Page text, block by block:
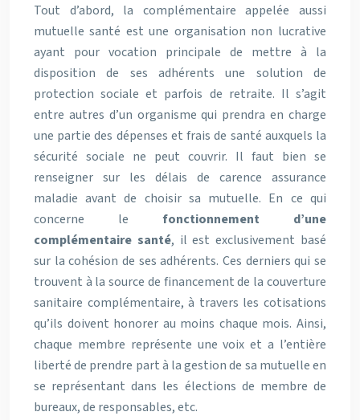
Tout d’abord, la complémentaire appelée aussi
mutuelle santé est une organisation non lucrative
ayant pour vocation principale de mettre à la
disposition de ses adhérents une solution de
protection sociale et parfois de retraite. Il s’agit
entre autres d’un organisme qui prendra en charge
une partie des dépenses et frais de santé auxquels la
sécurité sociale ne peut couvrir. Il faut bien se
renseigner sur les délais de carence assurance
maladie avant de choisir sa mutuelle. En ce qui
concerne le fonctionnement d’une
complémentaire santé, il est exclusivement basé
sur la cohésion de ses adhérents. Ces derniers qui se
trouvent à la source de financement de la couverture
sanitaire complémentaire, à travers les cotisations
qu’ils doivent honorer au moins chaque mois. Ainsi,
chaque membre représente une voix et a l’entière
liberté de prendre part à la gestion de sa mutuelle en
se représentant dans les élections de membre de
bureaux, de responsables, etc.